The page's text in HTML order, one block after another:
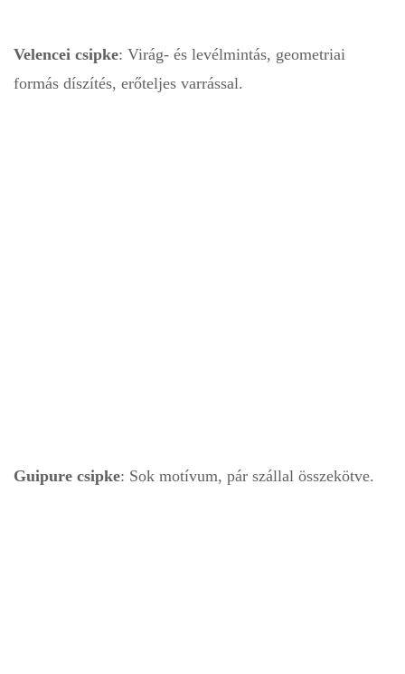
Velencei csipke: Virág- és levélmintás, geometriai
formás díszítés, erőteljes varrással.
Guipure csipke: Sok motívum, pár szállal összekötve.